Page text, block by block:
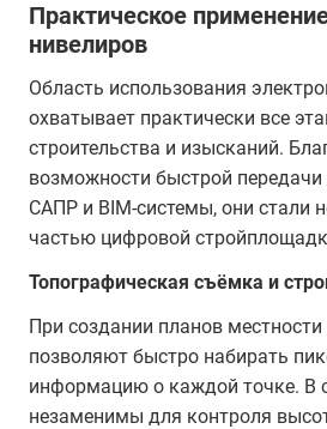
Практическое
нивелиров
Область использования
охватывает практически все
строительства и изысканий.
возможности быстрой
САПР и BIM-системы, они стали
частью цифровой
Топографическая съёмка и
При создании планов
позволяют быстро набирать
информацию о каждой точке. В
незаменимы для контроля